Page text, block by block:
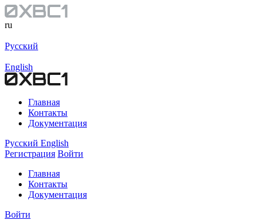
ru
Русский
English
Главная
Контакты
Документация
Русский English
Регистрация Войти
Главная
Контакты
Документация
Войти